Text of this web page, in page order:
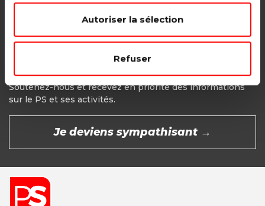
Autoriser la sélection
Refuser
CHOISIR →
Soutenez-nous et recevez en priorité des informations
sur le PS et ses activités.
Je deviens sympathisant →